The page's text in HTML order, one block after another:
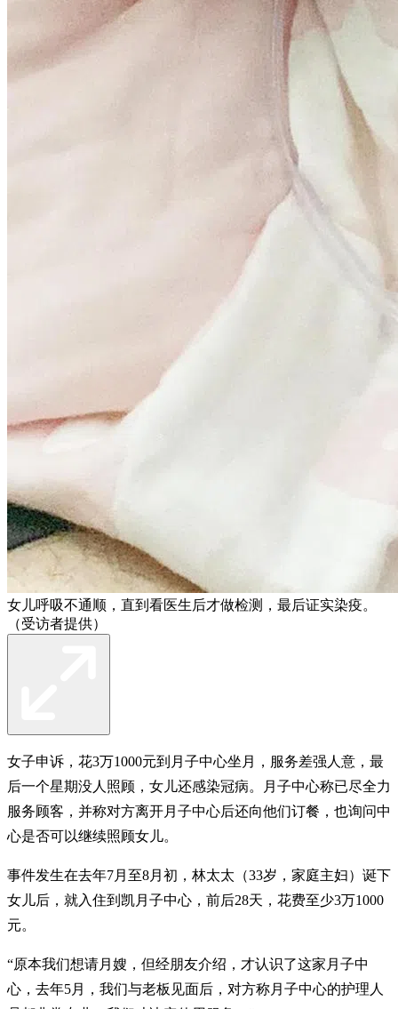
女儿呼吸不通顺，直到看医生后才做检测，最后证实染疫。
（受访者提供）
女子申诉，花3万1000元到月子中心坐月，服务差强人意，最
后一个星期没人照顾，女儿还感染冠病。月子中心称已尽全力
服务顾客，并称对方离开月子中心后还向他们订餐，也询问中
心是否可以继续照顾女儿。
事件发生在去年7月至8月初，林太太（33岁，家庭主妇）诞下
女儿后，就入住到凯月子中心，前后28天，花费至少3万1000
元。
“原本我们想请月嫂，但经朋友介绍，才认识了这家月子中
心，去年5月，我们与老板见面后，对方称月子中心的护理人